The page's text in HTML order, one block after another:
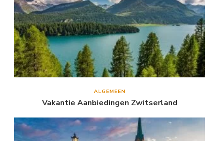
ALGEMEEN
Vakantie Aanbiedingen Zwitserland